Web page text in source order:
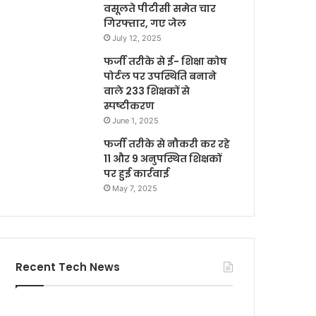
वसूलते पीटीसी समेत चार
गिरफ्तार, गए जेल
July 12, 2025
फर्जी तरीके से ई- शिक्षा कोष
पोर्टल पर उपस्थिति बनाने
वाले 233 शिक्षकों से
स्पष्टीकरण
June 1, 2025
फर्जी तरीके से नौकरी कर रहे
11 और 9 अनुपस्थित शिक्षकों
पर हुई कार्रवाई
May 7, 2025
Recent Tech News